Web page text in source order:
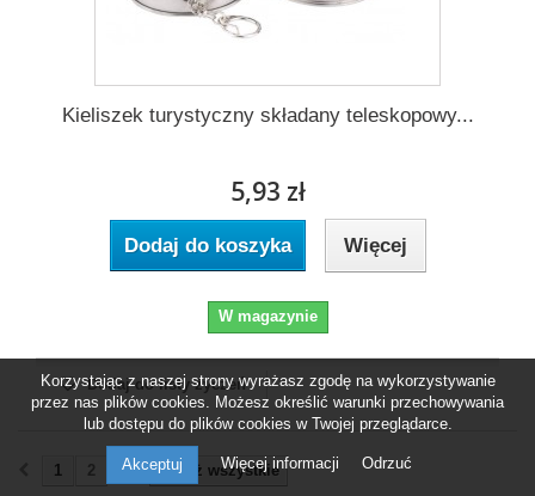
Kieliszek turystyczny składany teleskopowy...
5,93 zł
Dodaj do koszyka Więcej
W magazynie
Dodaj do listy życzeń
Pokaż wszystkie
1 2
Korzystając z naszej strony wyrażasz zgodę na wykorzystywanie
przez nas plików cookies. Możesz określić warunki przechowywania
lub dostępu do plików cookies w Twojej przeglądarce.
Akceptuj Więcej informacji Odrzuć